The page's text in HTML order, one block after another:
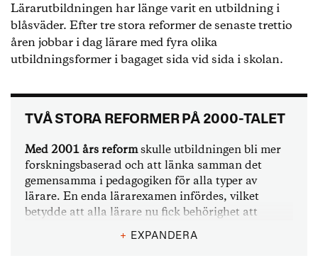
Lärarutbildningen har länge varit en utbildning i
blåsväder. Efter tre stora reformer de senaste trettio
åren jobbar i dag lärare med fyra olika
utbildningsformer i bagaget sida vid sida i skolan.
TVÅ STORA REFORMER PÅ 2000-TALET
Med 2001 års reformskulle utbildningen bli mer
forskningsbaserad och att länka samman det
gemensamma i pedagogiken för alla typer av
lärare. En enda lärarexamen infördes, vilket
betydde att alla lärare nu fick behörighet att
forska efter examen.
+ EXPANDERA